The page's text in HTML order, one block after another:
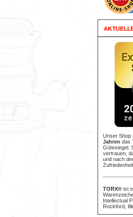
Unser Shop
Jahren das
Gütesiegel.
vertrauen,
und nach
TORX® ist
Intellectual
Rockford,